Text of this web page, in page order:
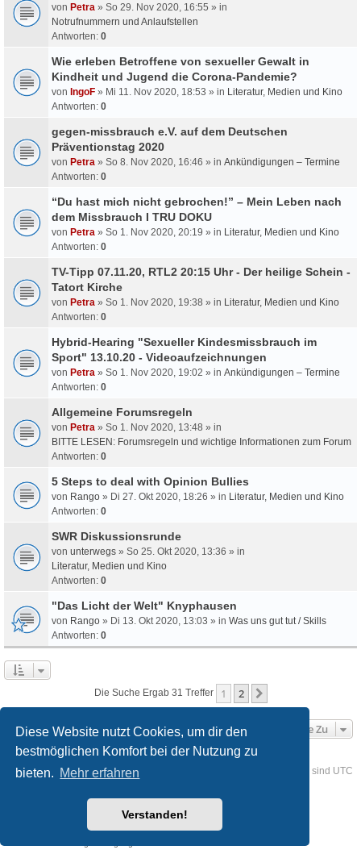
Diese Website nutzt Cookies, um dir den
bestmöglichen Komfort bei der Nutzung zu
bieten. Mehr erfahren
Verstanden!
von Petra » So 29. Nov 2020, 16:55 » in
Notrufnummern und Anlaufstellen
Antworten: 0
Wie erleben Betroffene von sexueller Gewalt in
Kindheit und Jugend die Corona-Pandemie?
von IngoF » Mi 11. Nov 2020, 18:53 » in Literatur, Medien und Kino
Antworten: 0
gegen-missbrauch e.V. auf dem Deutschen
Präventionstag 2020
von Petra » So 8. Nov 2020, 16:46 » in Ankündigungen – Termine
Antworten: 0
“Du hast mich nicht gebrochen!” – Mein Leben nach
dem Missbrauch I TRU DOKU
von Petra » So 1. Nov 2020, 20:19 » in Literatur, Medien und Kino
Antworten: 0
TV-Tipp 07.11.20, RTL2 20:15 Uhr - Der heilige Schein -
Tatort Kirche
von Petra » So 1. Nov 2020, 19:38 » in Literatur, Medien und Kino
Antworten: 0
Hybrid-Hearing "Sexueller Kindesmissbrauch im
Sport" 13.10.20 - Videoaufzeichnungen
von Petra » So 1. Nov 2020, 19:02 » in Ankündigungen – Termine
Antworten: 0
Allgemeine Forumsregeln
von Petra » So 1. Nov 2020, 13:48 » in
BITTE LESEN: Forumsregeln und wichtige Informationen zum Forum
Antworten: 0
5 Steps to deal with Opinion Bullies
von Rango » Di 27. Okt 2020, 18:26 » in Literatur, Medien und Kino
Antworten: 0
SWR Diskussionsrunde
von unterwegs » So 25. Okt 2020, 13:36 » in
Literatur, Medien und Kino
Antworten: 0
"Das Licht der Welt" Knyphausen
von Rango » Di 13. Okt 2020, 13:03 » in Was uns gut tut / Skills
Antworten: 0
Die Suche Ergab 31 Treffer 1 2
Gehe Zu
Foren-Übersicht Kontakt Alle Zeiten sind UTC
® Forum Software © phpBB Limited
phpBB.de
created by INVENTEA & v12mike